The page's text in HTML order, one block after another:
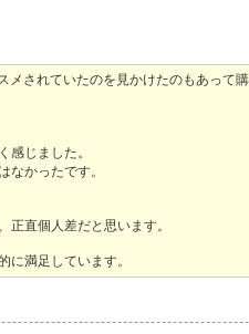
されていたのを見かけたのもあって購
感じました。
なかったです。
正直個人差だと思います。
に満足しています。